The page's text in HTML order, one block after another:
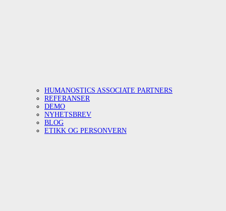
HUMANOSTICS ASSOCIATE PARTNERS
REFERANSER
DEMO
NYHETSBREV
BLOG
ETIKK OG PERSONVERN